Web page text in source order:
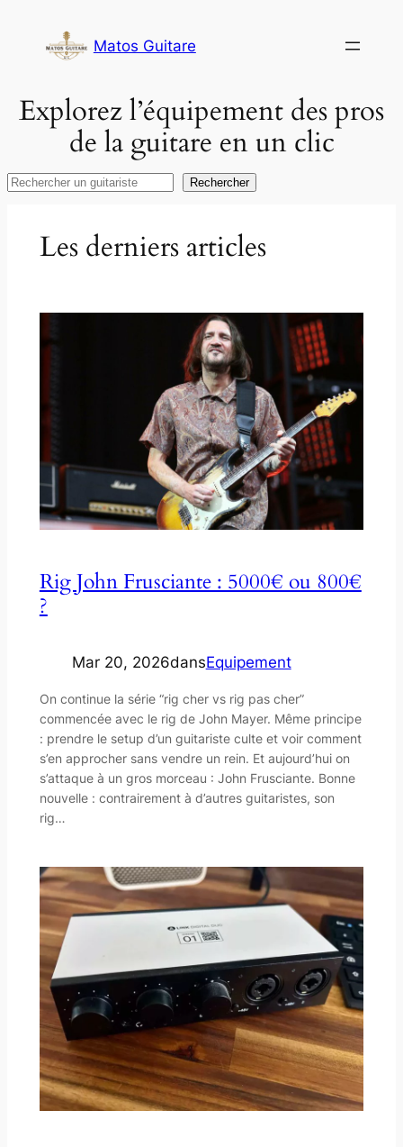
contenu
Matos Guitare
Explorez l’équipement des pros
de la guitare en un clic
Rechercher Rechercher
Les derniers articles
Rig John Frusciante : 5000€ ou 800€
?
Mar 20, 2026dansEquipement
On continue la série “rig cher vs rig pas cher”
commencée avec le rig de John Mayer. Même principe
: prendre le setup d’un guitariste culte et voir comment
s’en approcher sans vendre un rein. Et aujourd’hui on
s’attaque à un gros morceau : John Frusciante. Bonne
nouvelle : contrairement à d’autres guitaristes, son
rig…